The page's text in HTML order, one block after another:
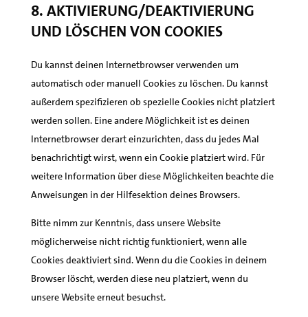
8. Aktivierung/Deaktivierung
und Löschen von Cookies
Du kannst deinen Internetbrowser verwenden um
automatisch oder manuell Cookies zu löschen. Du kannst
außerdem spezifizieren ob spezielle Cookies nicht platziert
werden sollen. Eine andere Möglichkeit ist es deinen
Internetbrowser derart einzurichten, dass du jedes Mal
benachrichtigt wirst, wenn ein Cookie platziert wird. Für
weitere Information über diese Möglichkeiten beachte die
Anweisungen in der Hilfesektion deines Browsers.
Bitte nimm zur Kenntnis, dass unsere Website
möglicherweise nicht richtig funktioniert, wenn alle
Cookies deaktiviert sind. Wenn du die Cookies in deinem
Browser löscht, werden diese neu platziert, wenn du
unsere Website erneut besuchst.